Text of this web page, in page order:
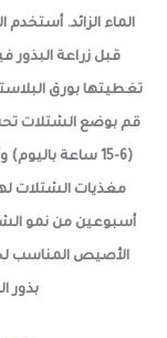
الماء الزائد. أستخدم
تغطيتها بورق
قم بوضع الشتلات
(6-15 ساعة
مغذيات الشتلات
أسبوعين من نمو
الأصيص المناسب
بذور